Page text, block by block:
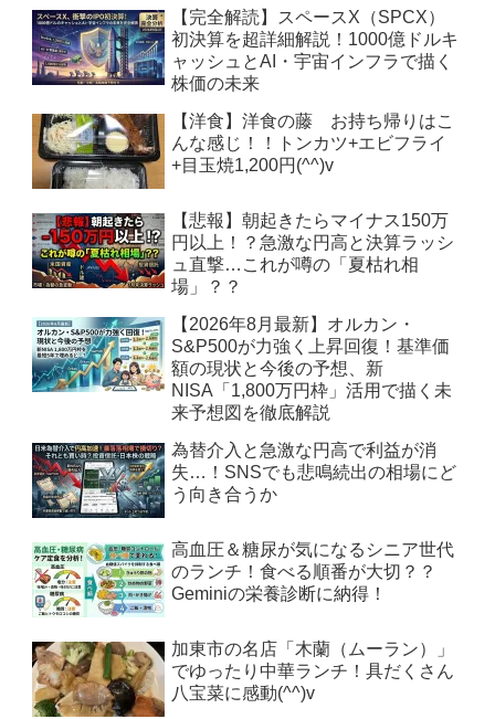
【完全解読】スペースX（SPCX）
初決算を超詳細解説！1000億ドルキ
ャッシュとAI・宇宙インフラで描く
株価の未来
【洋食】洋食の藤 お持ち帰りはこ
んな感じ！！トンカツ+エビフライ
+目玉焼1,200円(^^)v
【悲報】朝起きたらマイナス150万
円以上！？急激な円高と決算ラッシ
ュ直撃…これが噂の「夏枯れ相
場」？？
【2026年8月最新】オルカン・
S&P500が力強く上昇回復！基準価
額の現状と今後の予想、新
NISA「1,800万円枠」活用で描く未
来予想図を徹底解説
為替介入と急激な円高で利益が消
失…！SNSでも悲鳴続出の相場にど
う向き合うか
高血圧＆糖尿が気になるシニア世代
のランチ！食べる順番が大切？？
Geminiの栄養診断に納得！
加東市の名店「木蘭（ムーラン）」
でゆったり中華ランチ！具だくさん
八宝菜に感動(^^)v